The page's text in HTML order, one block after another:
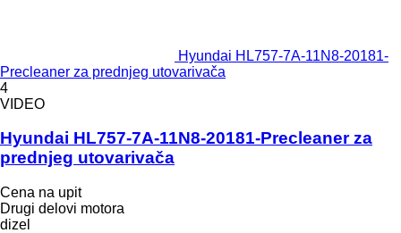
Hyundai HL757-7A-11N8-20181-
Precleaner za prednjeg utovarivača
4
VIDEO
Hyundai HL757-7A-11N8-20181-Precleaner za
prednjeg utovarivača
Cena na upit
Drugi delovi motora
dizel